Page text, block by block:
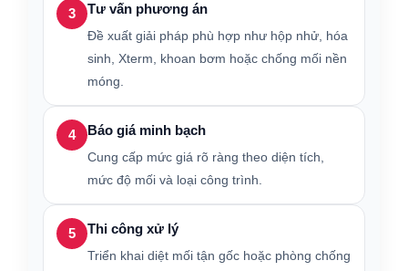
3 Tư vấn phương án
Đề xuất giải pháp phù hợp như hộp nhử, hóa
sinh, Xterm, khoan bơm hoặc chống mối nền
móng.
4 Báo giá minh bạch
Cung cấp mức giá rõ ràng theo diện tích,
mức độ mối và loại công trình.
5 Thi công xử lý
Triển khai diệt mối tận gốc hoặc phòng chống